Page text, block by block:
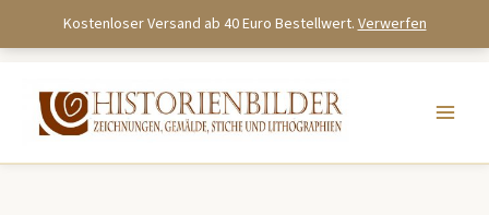
Kostenloser Versand ab 40 Euro Bestellwert.Verwerfen
springen